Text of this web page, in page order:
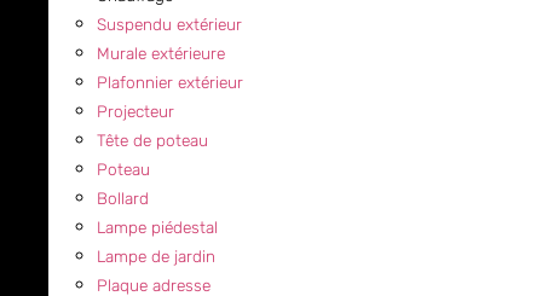
Suspendu extérieur
Murale extérieure
Plafonnier extérieur
Projecteur
Tête de poteau
Poteau
Bollard
Lampe piédestal
Lampe de jardin
Plaque adresse